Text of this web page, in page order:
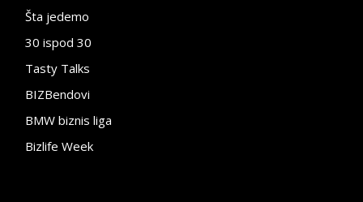
Šta jedemo
30 ispod 30
Tasty Talks
BIZBendovi
BMW biznis liga
Bizlife Week